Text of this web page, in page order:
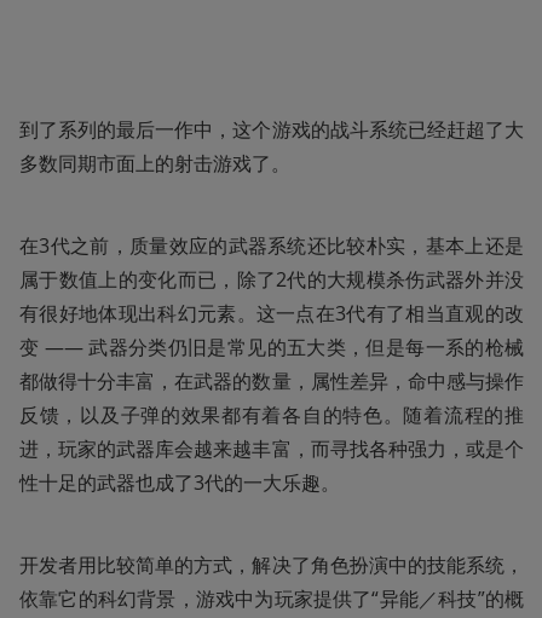
到了系列的最后一作中，这个游戏的战斗系统已经赶超了大
多数同期市面上的射击游戏了。
在3代之前，质量效应的武器系统还比较朴实，基本上还是
属于数值上的变化而已，除了2代的大规模杀伤武器外并没
有很好地体现出科幻元素。这一点在3代有了相当直观的改
变 —— 武器分类仍旧是常见的五大类，但是每一系的枪械
都做得十分丰富，在武器的数量，属性差异，命中感与操作
反馈，以及子弹的效果都有着各自的特色。随着流程的推
进，玩家的武器库会越来越丰富，而寻找各种强力，或是个
性十足的武器也成了3代的一大乐趣。
开发者用比较简单的方式，解决了角色扮演中的技能系统，
依靠它的科幻背景，游戏中为玩家提供了“异能／科技”的概